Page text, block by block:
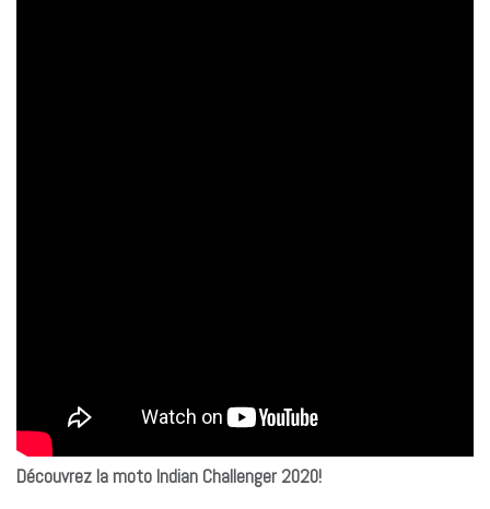
Découvrez la moto Indian Challenger 2020!